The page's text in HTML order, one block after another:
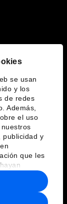
se usan
y los
de redes
Además,
el uso
publicidad y
que les
haya
uso